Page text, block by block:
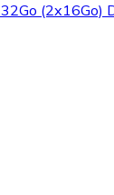
(2x16Go)